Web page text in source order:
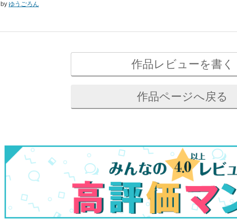
by ゆうごろん
作品レビューを書く
作品ページへ戻る